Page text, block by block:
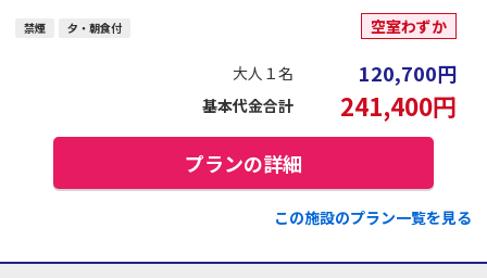
禁煙 夕・朝食付 空室わずか
大人１名 120,700円
基本代金合計 241,400円
プランの詳細
この施設のプラン一覧を見る